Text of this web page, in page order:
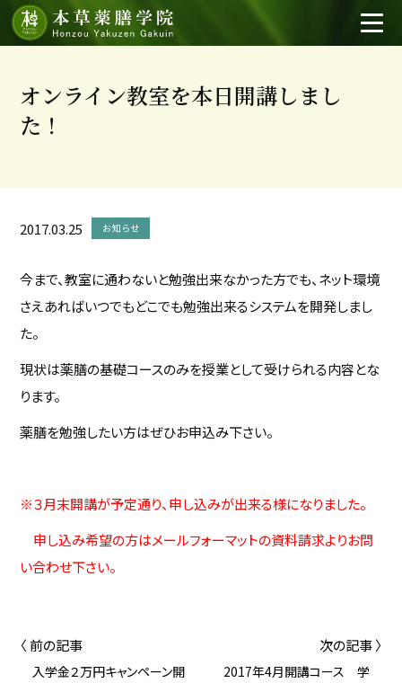
オンライン教室を本日開講しまし
た！
2017.03.25 お知らせ
今まで、教室に通わないと勉強出来なかった方でも、ネット環境
さえあればいつでもどこでも勉強出来るシステムを開発しまし
た。
現状は薬膳の基礎コースのみを授業として受けられる内容とな
ります。
薬膳を勉強したい方はぜひお申込み下さい。
※３月末開講が予定通り、申し込みが出来る様になりました。
申し込み希望の方はメールフォーマットの資料請求よりお問
い合わせ下さい。
〈 前の記事
入学金２万円キャンペーン開
次の記事 〉
2017年4月開講コース 学